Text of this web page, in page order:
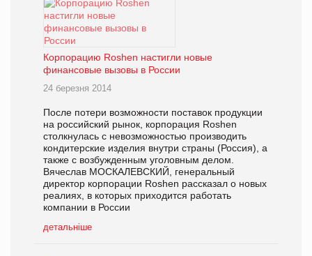
Корпорацию Roshen настигли новые
финансовые вызовы в России
24 березня 2014
После потери возможности поставок продукции
на российский рынок, корпорация Roshen
столкнулась с невозможностью производить
кондитерские изделия внутри страны (Россия), а
также с возбужденным уголовным делом.
Вячеслав МОСКАЛЕВСКИЙ, генеральный
директор корпорации Roshen рассказал о новых
реалиях, в которых приходится работать
компании в России
детальніше